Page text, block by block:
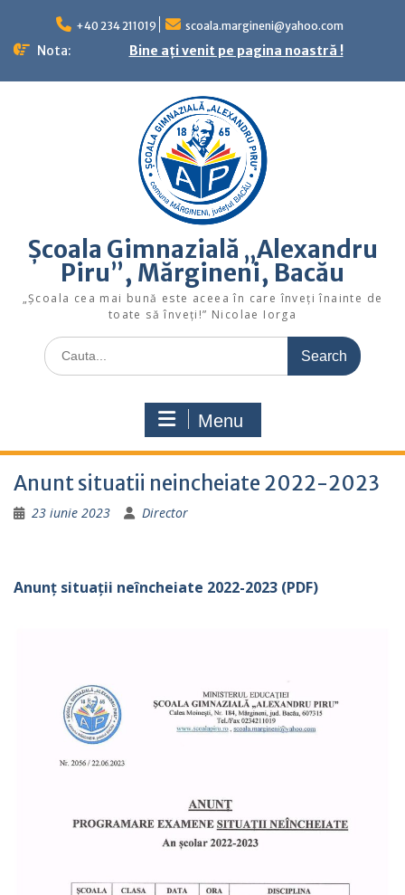
content
+40 234 211019 scoala.margineni@yahoo.com
Nota: Bine ați venit pe pagina noastră !
Școala Gimnazială „Alexandru
Piru”, Mărgineni, Bacău
„Şcoala cea mai bună este aceea în care înveţi înainte de
toate să înveţi!” Nicolae Iorga
Search
for:
Menu
Anunt situatii neincheiate 2022-2023
23 iunie 2023 Director
Anunț situații neîncheiate 2022-2023 (PDF)